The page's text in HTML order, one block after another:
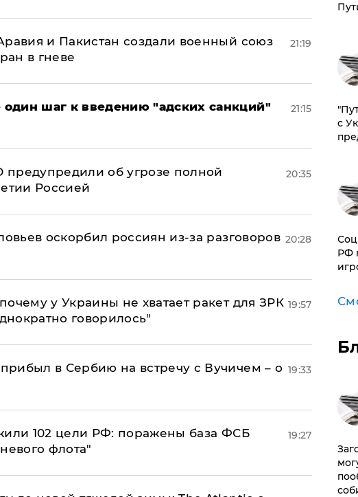
и Пакистан создали военный союз
в гневе
21:19
шаг к введению "адских санкций"
21:15
об угрозе полной
Россией
20:35
оскорбил россиян из-за разговоров 20:28
у Украины не хватает ракет для ЗРК
говорилось"
19:57
в Сербию на встречу с Вучичем – о 19:33
102 цели РФ: поражены база ФСБ
флота"
19:27
с
РФ